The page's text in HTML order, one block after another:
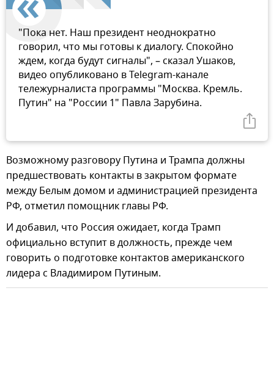
"Пока нет. Наш президент неоднократно
говорил, что мы готовы к диалогу. Спокойно
ждем, когда будут сигналы", – сказал Ушаков,
видео опубликовано в Telegram-канале
тележурналиста программы "Москва. Кремль.
Путин" на "России 1" Павла Зарубина.
Возможному разговору Путина и Трампа должны
предшествовать контакты в закрытом формате
между Белым домом и администрацией президента
РФ, отметил помощник главы РФ.
И добавил, что Россия ожидает, когда Трамп
официально вступит в должность, прежде чем
говорить о подготовке контактов американского
лидера с Владимиром Путиным.